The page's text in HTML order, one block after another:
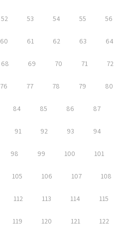
52 53 54 55 56
60 61 62 63 64
68 69 70 71 72
76 77 78 79 80
84 85 86 87
91 92 93 94
98 99 100 101
105 106 107 108
112 113 114 115
119 120 121 122